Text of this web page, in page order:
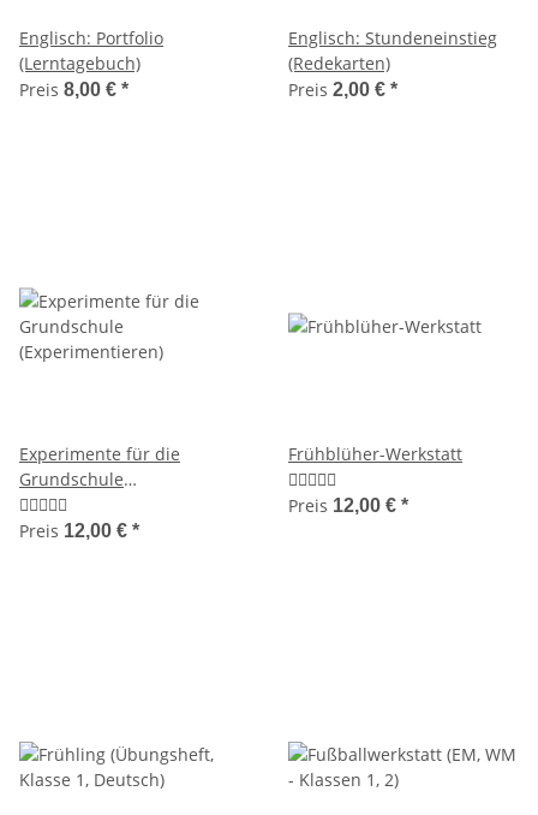
Englisch: Portfolio
(Lerntagebuch)
Preis 8,00 € *
Englisch: Stundeneinstieg
(Redekarten)
Preis 2,00 € *
Experimente für die
Grundschule
(Experimentieren)
Preis 12,00 € *
Frühblüher-Werkstatt
Preis 12,00 € *